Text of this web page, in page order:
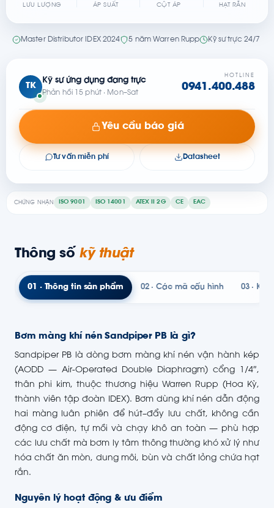
CHỨNG NHẬN ISO 9001 ISO 14001 ATEX II 2G CE EAC
LƯU LƯỢNG ÁP SUẤT CỘT ÁP HẠT RẮN
Master Distributor IDEX 2024 5 năm Warren Rupp Kỹ sư trực 24/7
TK
Kỹ sư ứng dụng đang trực
Phản hồi 15 phút · Mon–Sat
HOTLINE
0941.400.488
Yêu cầu báo giá
Tư vấn miễn phí Datasheet
Thông số kỹ thuật
01 · Thông tin sản phẩm 02 · Các mã cấu hình 03 · Kỹ
Bơm màng khí nén Sandpiper PB là gì?
Sandpiper PB là dòng bơm màng khí nén vận hành kép
(AODD — Air-Operated Double Diaphragm) cổng 1/4″,
thân phi kim, thuộc thương hiệu Warren Rupp (Hoa Kỳ,
thành viên tập đoàn IDEX). Bơm dùng khí nén dẫn động
hai màng luân phiên để hút–đẩy lưu chất, không cần
động cơ điện, tự mồi và chạy khô an toàn — phù hợp
các lưu chất mà bơm ly tâm thông thường khó xử lý như
hóa chất ăn mòn, dung môi, bùn và chất lỏng chứa hạt
rắn.
Nguyên lý hoạt động & ưu điểm